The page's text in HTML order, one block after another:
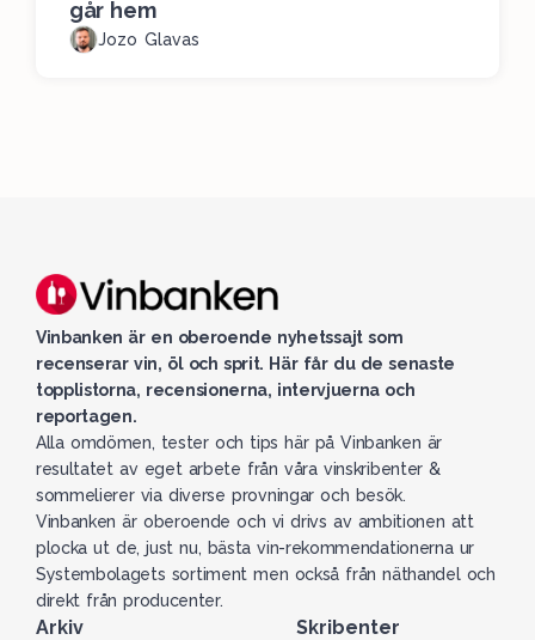
går hem
Jozo Glavas
Vinbanken är en oberoende nyhetssajt som
recenserar vin, öl och sprit. Här får du de senaste
topplistorna, recensionerna, intervjuerna och
reportagen.
Alla omdömen, tester och tips här på Vinbanken är
resultatet av eget arbete från våra vinskribenter &
sommelierer via diverse provningar och besök.
Vinbanken är oberoende och vi drivs av ambitionen att
plocka ut de, just nu, bästa vin-rekommendationerna ur
Systembolagets sortiment men också från näthandel och
direkt från producenter.
Arkiv Skribenter